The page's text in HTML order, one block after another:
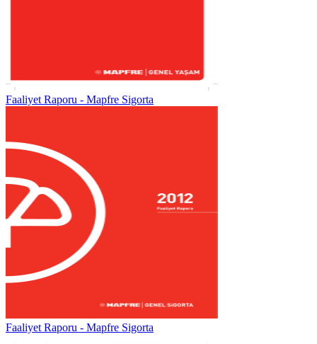
Faaliyet Raporu - Mapfre Sigorta
Faaliyet Raporu - Mapfre Sigorta